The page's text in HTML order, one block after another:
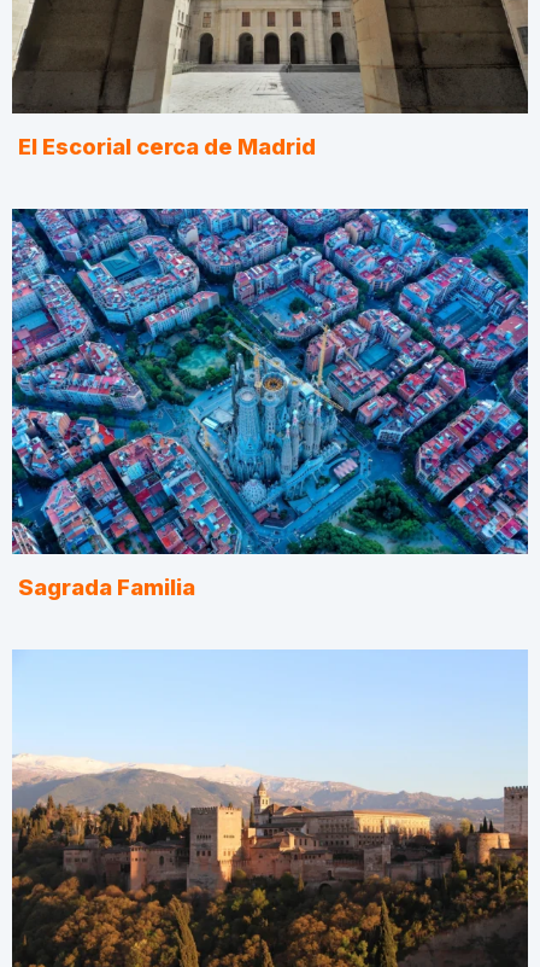
El Escorial cerca de Madrid
Sagrada Familia